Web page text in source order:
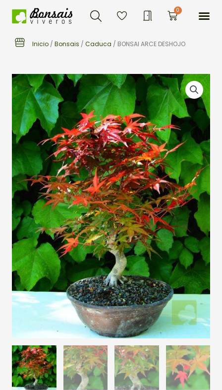
Buscar 0Carrito
Inicio / Bonsais / Caduca / BONSAI ARCE DESHOJO